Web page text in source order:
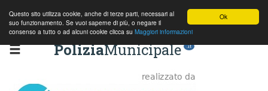
Ok
Questo sito utilizza cookie, anche di terze parti, necessari al
suo funzionamento. Se vuoi saperne di più, o negare il
consenso a tutto o ad alcuni cookie clicca su Maggiori informazioni
PoliziaMunicipale .it